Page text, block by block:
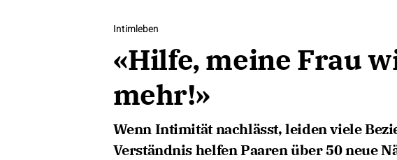
Intimleben
«Hilfe, meine Frau
mehr!»
Wenn Intimität nachlässt, leiden viele
Verständnis helfen Paaren über 50 neue